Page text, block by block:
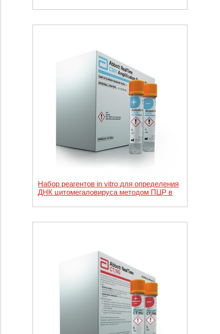
RealTimeSARS-COV-2
Набор реагентов in vitro для определения
ДНК цитомегаловируса методом ПЦР в
Realtime CMV